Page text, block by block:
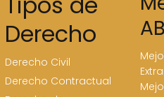
Derecho
Derecho Civil
Derecho Contractual